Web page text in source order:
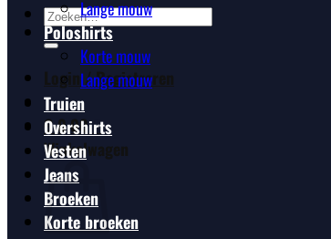
Zoeken
naar:
Login / Registreren
€0,00 0
Winkelwagen
Lange mouw
Poloshirts
Korte mouw
Lange mouw
Truien
Overshirts
Vesten
Jeans
Broeken
Korte broeken